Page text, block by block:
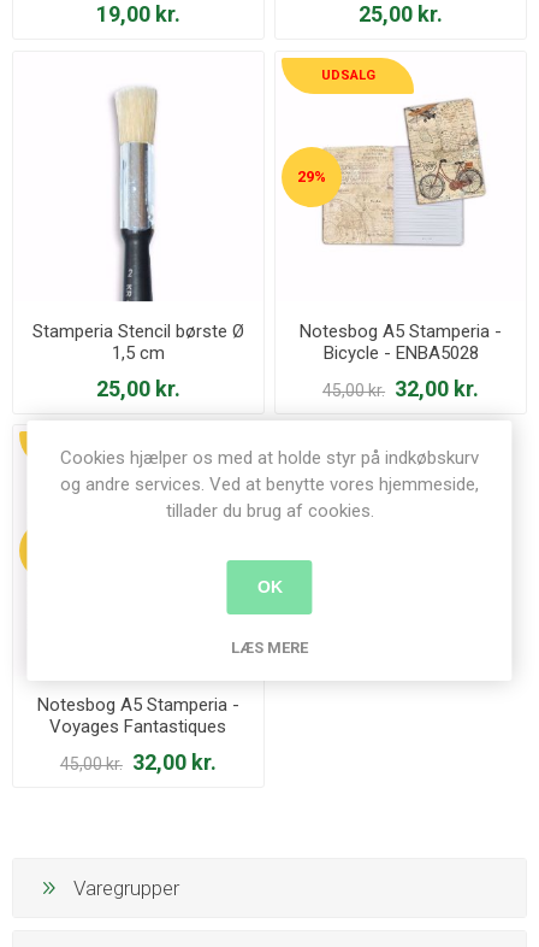
19,00 kr. 25,00 kr.
Stamperia Stencil børste Ø
1,5 cm
25,00 kr.
UDSALG
29%
Notesbog A5 Stamperia -
Bicycle - ENBA5028
45,00 kr. 32,00 kr.
UDSALG
Notesbog A5 Stamperia -
Voyages Fantastiques
Bicycle - ENBA5004
45,00 kr. 32,00 kr.
Varegrupper
Cookies hjælper os med at holde styr på indkøbskurv
og andre services. Ved at benytte vores hjemmeside,
tillader du brug af cookies.
OK
LÆS MERE